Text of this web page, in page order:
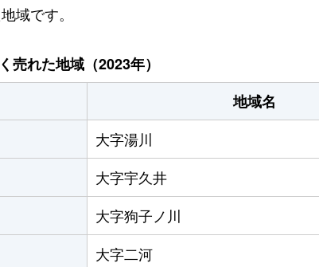
域です。
売れた地域（2023年）
地域名
大字湯川
大字宇久井
大字狗子ノ川
大字二河